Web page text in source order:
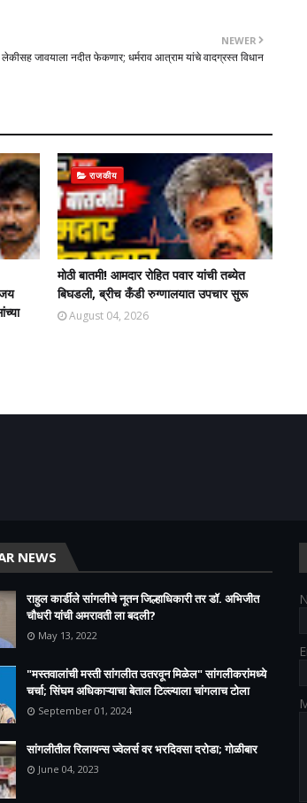
NEWER
लेकीसह जावयाला नदीत फेकणार; धर्मराव आत्राम यांचे वादग्रस्त विधान
राजकीय
मोठी बातमी! आमदार रोहित पवार यांची तब्येत
बिघडली, ब्रीच कँडी रुग्णालयात उपचार सुरू
August 04, 2026
NEWS
राहुल कार्डीले सांगलीचे नूतन जिल्हाधिकारी तर डॉ. अभिजीत
चौधरी यांची अमरावती ला बदली?
May 13, 2022
"मस्तवालांची मस्ती सांगलीत उतरवून मिळेल" सांगलीकरांमध्ये
चर्चा; सिंघम अधिकाऱ्याचा बेताल टिल्ल्याला चांगलाच टोला
September 01, 2024
सांगलीतील रिलायन्स ज्वेलर्स वर भरदिवसा दरोडा; गोळीबार
June 04, 2023